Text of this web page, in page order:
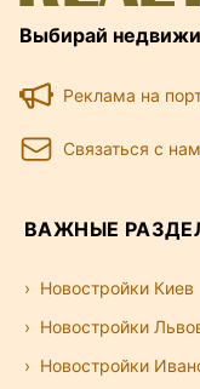
Выбирай
Реклама на
Связаться с
ВАЖНЫЕ
Новостройки Киев
Новостройки
Новостройки